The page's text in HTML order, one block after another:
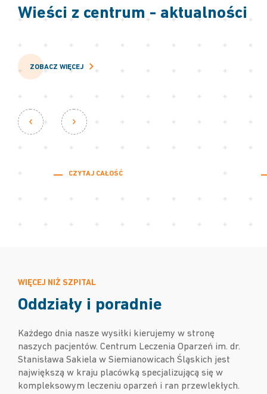
Wieści z centrum - aktualności
ZOBACZ WIĘCEJ
27.04.2026
CZYTAJ CAŁOŚĆ
WIĘCEJ NIŻ SZPITAL
Oddziały i poradnie
Każdego dnia nasze wysiłki kierujemy w stronę
naszych pacjentów. Centrum Leczenia Oparzeń im. dr.
Stanisława Sakiela w Siemianowicach Śląskich jest
największą w kraju placówką specjalizującą się w
kompleksowym leczeniu oparzeń i ran przewlekłych.